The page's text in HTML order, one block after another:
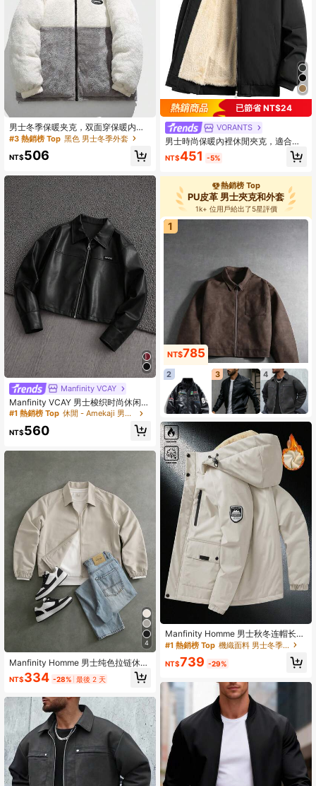
男士冬季保暖夹克，双面穿保暖内衬
休闲宽松绗缝外套，立领设计，羊羔
#3 熱銷榜 Top 黑色 男士冬季外套
NT$506
Manfinity VCAY
Manfinity VCAY 男士梭织时尚休闲长
袖开襟拉链外套，学校款
#1 熱銷榜 Top 休閒 - Amekaji 男士夾克和外套
NT$560
4
Manfinity Homme 男士纯色拉链休闲
百搭日常长袖外套
NT$334 -28% 最後 2 天
已節省 NT$24
VORANTS
男士時尚保暖內裡休閒夾克，適合秋
冬季節，日常穿著
NT$451 -5%
熱銷榜 Top
PU皮革 男士夾克和外套
1k+ 位用戶給出了5星評價
1
NT$785
2 3 4
Manfinity Homme 男士秋冬连帽长袖
羽绒服，多口袋设计，绗缝保暖内
衬，男友礼物，街头休闲宽松拉链外
套，适合日常休闲、周末旅行、户外
半正式场合，男友/老公礼物，周年纪
念礼物
#1 熱銷榜 Top 機織面料 男士冬季外套
NT$739 -29%